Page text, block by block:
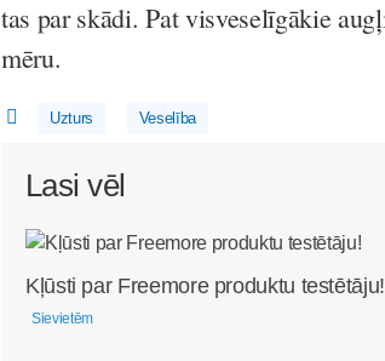
tas par skādi. Pat visveselīgākie
mēru.
Uzturs Veselība
Lasi vēl
Kļūsti par Freemore produktu testētāju!
Sievietēm